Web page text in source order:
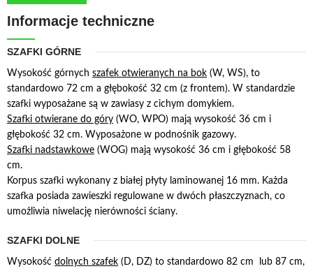
Informacje techniczne
SZAFKI GÓRNE
Wysokość górnych szafek otwieranych na bok (W, WS), to
standardowo 72 cm a głębokość 32 cm (z frontem). W standardzie
szafki wyposażane są w zawiasy z cichym domykiem.
Szafki otwierane do góry (WO, WPO) mają wysokość 36 cm i
głębokość 32 cm. Wyposażone w podnośnik gazowy.
Szafki nadstawkowe (WOG) mają wysokość 36 cm i głębokość 58
cm.
Korpus szafki wykonany z białej płyty laminowanej 16 mm. Każda
szafka posiada zawieszki regulowane w dwóch płaszczyznach, co
umożliwia niwelację nierówności ściany.
SZAFKI DOLNE
Wysokość dolnych szafek (D, DZ) to standardowo 82 cm lub 87 cm,